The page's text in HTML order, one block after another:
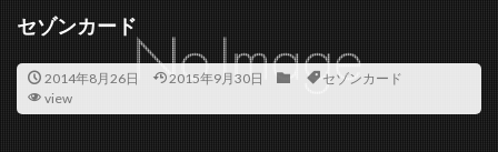
セゾンカード
2014年8月26日 2015年9月30日
セゾンカード
view